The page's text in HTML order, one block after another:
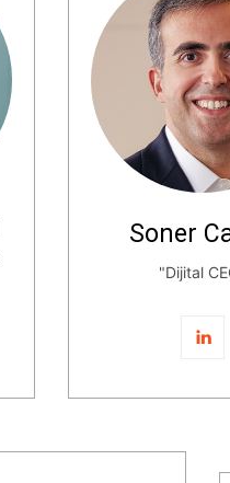
Soner
"Dijital